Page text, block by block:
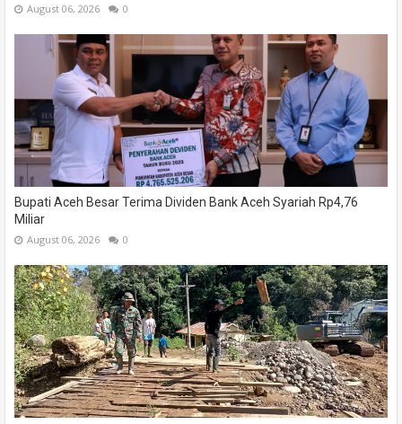
August 06, 2026 0
Bupati Aceh Besar Terima Dividen Bank Aceh Syariah Rp4,76
Miliar
August 06, 2026 0